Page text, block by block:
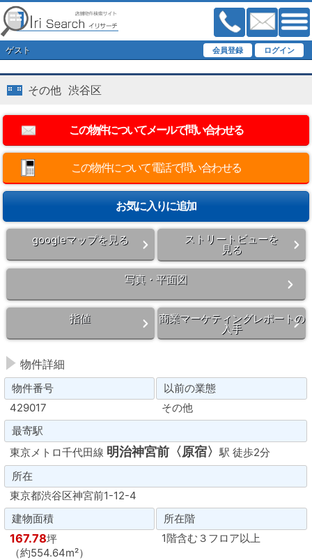
ゲスト
その他 渋谷区
この物件について電話で問い合わせる
googleマップを見る ストリートビューを
見る
写真・平面図
指値 商業マーケティングレポートの
入手
物件詳細
物件番号
以前の業態
429017
その他
最寄駅
東京メトロ千代田線 明治神宮前〈原宿〉 駅 徒歩2分
所在
東京都渋谷区神宮前1-12-4
建物面積
所在階
167.78坪
（約554.64m²）
1階含む３フロア以上